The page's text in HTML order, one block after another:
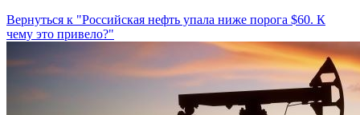
Вернуться к "Российская нефть упала ниже порога $60. К
чему это привело?"